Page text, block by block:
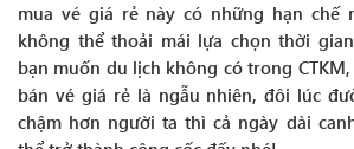
mua vé giá rẻ này có những hạn chế
không thể thoải mái lựa chọn thời
bạn muốn du lịch không có trong
bán vé giá rẻ là ngẫu nhiên, đôi lúc
chậm hơn người ta thì cả ngày dài